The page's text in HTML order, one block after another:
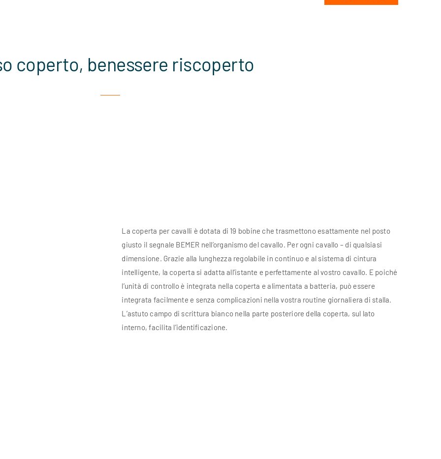
coperto, benessere riscoperto
La coperta per cavalli è dotata di 19 bobine che trasmettono esattamente nel posto
giusto il segnale BEMER nell’organismo del cavallo. Per ogni cavallo – di qualsiasi
dimensione. Grazie alla lunghezza regolabile in continuo e al sistema di cintura
intelligente, la coperta si adatta all’istante e perfettamente al vostro cavallo. E poiché
l’unità di controllo è integrata nella coperta e alimentata a batteria, può essere
integrata facilmente e senza complicazioni nella vostra routine giornaliera di stalla.
L’astuto campo di scrittura bianco nella parte posteriore della coperta, sul lato
interno, facilita l’identificazione.